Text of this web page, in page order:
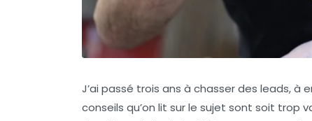
J’ai passé trois ans à chasser des leads,
conseils qu’on lit sur le sujet sont soit trop